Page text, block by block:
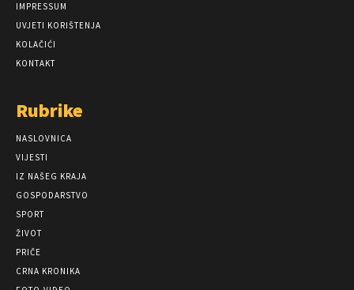
IMPRESSUM
UVJETI KORIŠTENJA
KOLAČIĆI
KONTAKT
Rubrike
NASLOVNICA
VIJESTI
IZ NAŠEG KRAJA
GOSPODARSTVO
SPORT
ŽIVOT
PRIČE
CRNA KRONIKA